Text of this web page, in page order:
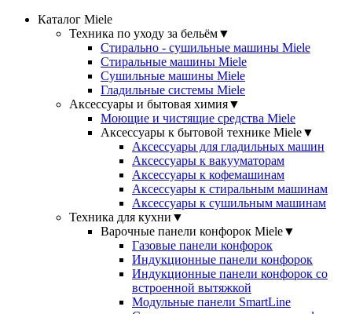
Каталог Miele
Техника по уходу за бельём▼
Стирально - сушильные машины Miele
Стиральные машины Miele
Сушильные машины Miele
Гладильные системы Miele
Аксессуары и бытовая химия▼
Моющие и чистящие средства Miele
Аксессуары к бытовой технике Miele▼
Аксессуары для гладильных машин
Аксессуары к вакууматорам
Аксессуары к кофемашинам
Аксессуары к стиральным машинам
Аксессуары к сушильным машинам
Техника для кухни ▼
Варочные панели конфорок Miele▼
Газовые панели конфорок
Индукционные панели конфорок
Индукционные панели конфорок со
встроенной вытяжкой
Модульные панели SmartLine